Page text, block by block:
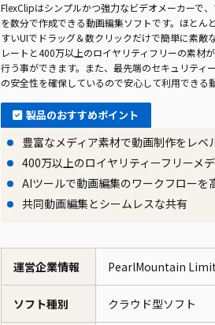
FlexClipはシンプルかつ強力なビデオメーカーで
を数分で作成できる動画編集ソフトです。ほとん
すいUIでドラッグ＆数クリックだけで簡単に素敵
レートと400万以上のロイヤリティフリーの素材
行う事ができます。また、最先端のセキュリティ
の安全性を確保しているので安心して利用できる
製品のおすすめポイント
豊富なメディア素材で動画制作をレベ
400万以上のロイヤリティーフリーメ
AIツールで動画編集のワークフローを
共同動画編集とシームレスな共有
運営企業情報 PearlMountain
ソフト種別 クラウド型ソフト